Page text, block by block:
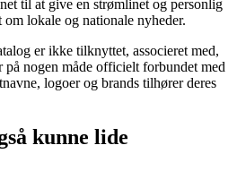
til at give en strømlinet og personlig
lokale og nationale nyheder.
er ikke tilknyttet, associeret med,
på nogen måde officielt forbundet med
logoer og brands tilhører deres
kunne lide